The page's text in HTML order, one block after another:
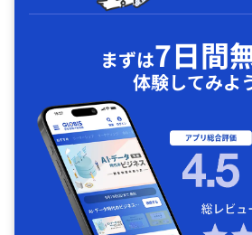
まずは7日間
体験してみよ